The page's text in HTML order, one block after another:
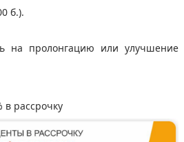
б.).
на пролонгацию или улучшение
в рассрочку